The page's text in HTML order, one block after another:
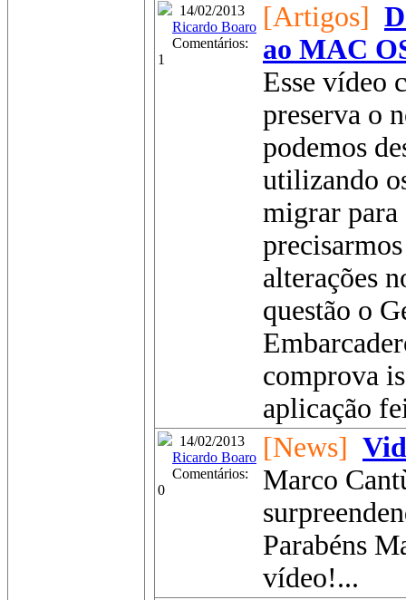
14/02/2013
Ricardo Boaro
Comentários:
1
[Artigos]
ao MAC
Esse vídeo
preserva o
podemos
utilizando
migrar para
alterações
questão o
comprova
aplicação
14/02/2013
Ricardo Boaro
Comentários:
0
[News]
Marco
Parabéns
vídeo!...